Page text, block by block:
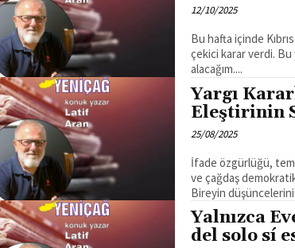
12/10/2025
Bu hafta içinde
çekici karar verdi. Bu
alacağım....
Yargı
Eleştirinin
25/08/2025
İfade özgürlüğü,
ve çağdaş
Bireyin
Yalnızca
del solo sí